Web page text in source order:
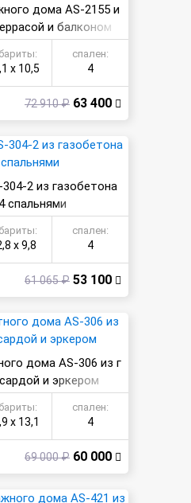
дома AS-2155 и
и балконом
проживания
х 10,5
спален:
4
72 910 ₽ 63 400
2 из газобетона
спальнями
х 9,8
спален:
4
61 065 ₽ 53 100
дома AS-306 из г
и эркером
х 13,1
спален:
4
69 000 ₽ 60 000